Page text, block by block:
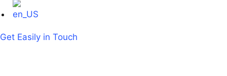
Get Easily in Touch